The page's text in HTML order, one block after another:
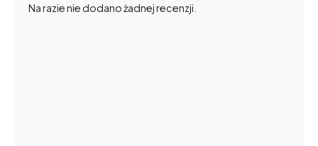
Na razie nie dodano żadnej recenzji.